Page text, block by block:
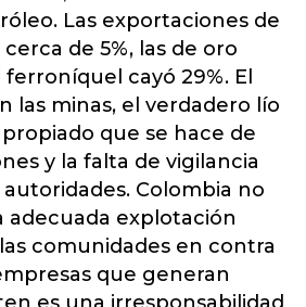
Las exportaciones de
de 5%, las de oro
cayó 29%. El
las minas, el verdadero lío
que se hace de
y la falta de vigilancia
Colombia no
adecuada explotación
comunidades en contra
que generan